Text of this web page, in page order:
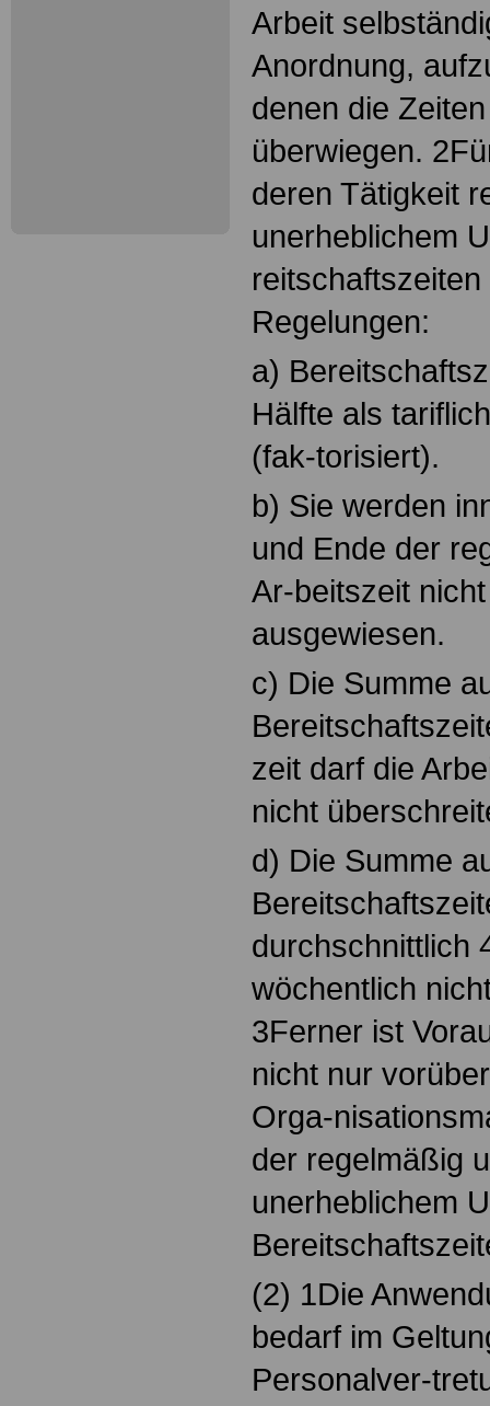
Arbeit
Anordnung,
denen die
überwiegen.
deren Tätigkeit
unerheblichem
Regelungen:
a)
Hälfte als
(fak-torisiert).
b) Sie werden
und Ende der
Ar-beitszeit
ausgewiesen.
c) Die Summe
zeit darf die
nicht
d) Die Summe
durchschnittlich
wöchentlich
3Ferner ist
nicht nur
Orga-
der regelmäßig
unerheblichem
(2) 1Die
bedarf im
Personalver-